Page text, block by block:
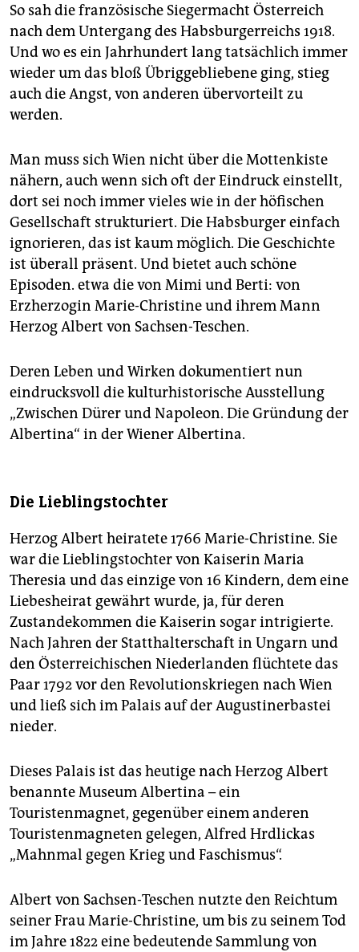
So sah die französische Siegermacht Österreich
nach dem Untergang des Habsburgerreichs 1918.
Und wo es ein Jahrhundert lang tatsächlich immer
wieder um das bloß Übriggebliebene ging, stieg
auch die Angst, von anderen übervorteilt zu
werden.
Man muss sich Wien nicht über die Mottenkiste
nähern, auch wenn sich oft der Eindruck einstellt,
dort sei noch immer vieles wie in der höfischen
Gesellschaft strukturiert. Die Habsburger einfach
ignorieren, das ist kaum möglich. Die Geschichte
ist überall präsent. Und bietet auch schöne
Episoden. etwa die von Mimi und Berti: von
Erzherzogin Marie-Christine und ihrem Mann
Herzog Albert von Sachsen-Teschen.
Deren Leben und Wirken dokumentiert nun
eindrucksvoll die kulturhistorische Ausstellung
„Zwischen Dürer und Napoleon. Die Gründung der
Albertina“ in der Wiener Albertina.
Die Lieblingstochter
Herzog Albert heiratete 1766 Marie-Christine. Sie
war die Lieblingstochter von Kaiserin Maria
Theresia und das einzige von 16 Kindern, dem eine
Liebesheirat gewährt wurde, ja, für deren
Zustandekommen die Kaiserin sogar intrigierte.
Nach Jahren der Statthalterschaft in Ungarn und
den Österreichischen Niederlanden flüchtete das
Paar 1792 vor den Revolutionskriegen nach Wien
und ließ sich im Palais auf der Augustinerbastei
nieder.
Dieses Palais ist das heutige nach Herzog Albert
benannte Museum Albertina – ein
Touristenmagnet, gegenüber einem anderen
Touristenmagneten gelegen, Alfred Hrdlickas
„Mahnmal gegen Krieg und Faschismus“.
Albert von Sachsen-Teschen nutzte den Reichtum
seiner Frau Marie-Christine, um bis zu seinem Tod
im Jahre 1822 eine bedeutende Sammlung von